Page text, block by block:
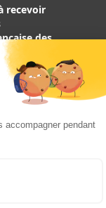
recevoir
des